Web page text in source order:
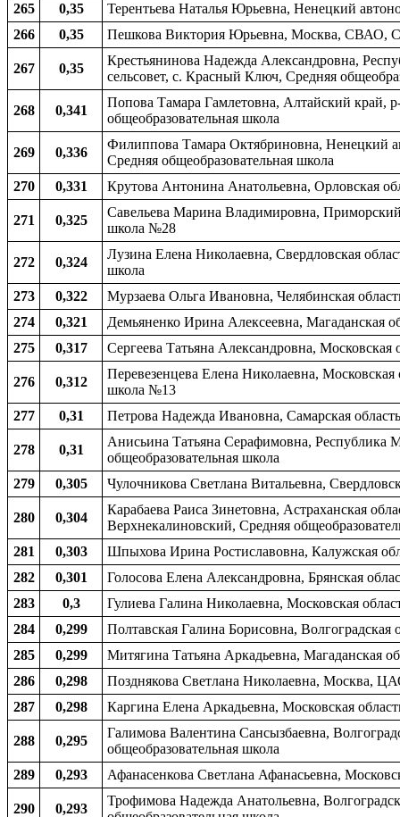
265
0,35
Терентьева Наталья Юрьевна, Ненецкий
266
0,35 Пешкова Виктория Юрьевна, Москва, СВАО,
267 0,35
Крестьянинова Надежда Александровна,
сельсовет, с. Красный Ключ, Средняя
268 0,341
Попова Тамара Гамлетовна, Алтайский край,
общеобразовательная школа
269 0,336
Филиппова Тамара Октябриновна, Ненецкий
Средняя общеобразовательная школа
270
0,331 Крутова Антонина Анатольевна, Орловская
271 0,325
Савельева Марина Владимировна,
школа №28
272 0,324
Лузина Елена Николаевна, Свердловская
школа
273
0,322
Мурзаева Ольга Ивановна, Челябинская
274
0,321
Демьяненко Ирина Алексеевна, Магаданская
275
0,317 Сергеева Татьяна Александровна,
276 0,312
Перевезенцева Елена Николаевна, Московская
школа №13
277
0,31 Петрова Надежда Ивановна, Самарская
278 0,31
Анисьина Татьяна Серафимовна, Республика
общеобразовательная школа
279
0,305 Чулочникова Светлана Витальевна,
280 0,304
Карабаева Раиса Зинетовна, Астраханская
Верхнекалиновский, Средняя
281
0,303
Шпыхова Ирина Ростиславовна, Калужская
282
0,301
Голосова Елена Александровна, Брянская
283
0,3
Гулиева Галина Николаевна, Московская
284
0,299
Полтавская Галина Борисовна,
285
0,299
Митягина Татьяна Аркадьевна, Магаданская
286
0,298
Позднякова Светлана Николаевна, Москва,
287
0,298 Каргина Елена Аркадьевна, Московская
288 0,295
Галимова Валентина Сансызбаевна,
общеобразовательная школа
289
0,293 Афанасенкова Светлана Афанасьевна,
290 0,293
Трофимова Надежда Анатольевна,